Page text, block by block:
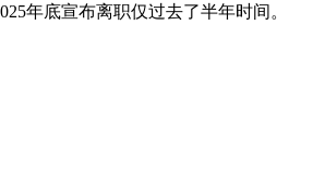
年底宣布离职仅过去了半年时间。